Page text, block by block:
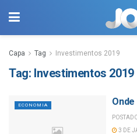
Capa Tag Investimentos 2019
Tag: Investimentos 2019
ECONOMIA
3 DE